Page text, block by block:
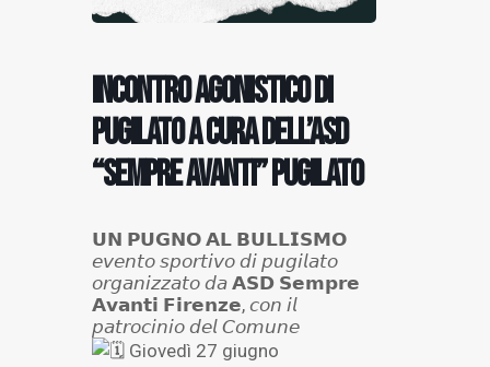
Incontro agonistico di
pugilato a cura dell’ASD
“Sempre avanti” Pugilato
𝗨𝗡 𝗣𝗨𝗚𝗡𝗢 𝗔𝗟 𝗕𝗨𝗟𝗟𝗜𝗦𝗠𝗢
𝘦𝘷𝘦𝘯𝘵𝘰 𝘴𝘱𝘰𝘳𝘵𝘪𝘷𝘰 𝘥𝘪 𝘱𝘶𝘨𝘪𝘭𝘢𝘵𝘰
𝘰𝘳𝘨𝘢𝘯𝘪𝘻𝘻𝘢𝘵𝘰 𝘥𝘢 𝗔𝗦𝗗 𝗦𝗲𝗺𝗽𝗿𝗲
𝗔𝘃𝗮𝗻𝘁𝗶 𝗙𝗶𝗿𝗲𝗻𝘇𝗲, 𝘤𝘰𝘯 𝘪𝘭
𝘱𝘢𝘵𝘳𝘰𝘤𝘪𝘯𝘪𝘰 𝘥𝘦𝘭 𝘊𝘰𝘮𝘶𝘯𝘦
Giovedì 27 giugno